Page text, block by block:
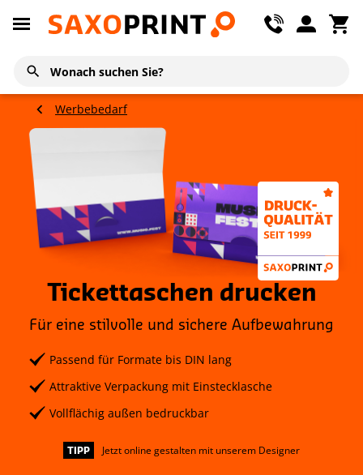
Werbebedarf
Tickettaschen drucken
Für eine stilvolle und sichere Aufbewahrung
Passend für Formate bis DIN lang
Attraktive Verpackung mit Einstecklasche
Vollflächig außen bedruckbar
TIPP Jetzt online gestalten mit unserem Designer